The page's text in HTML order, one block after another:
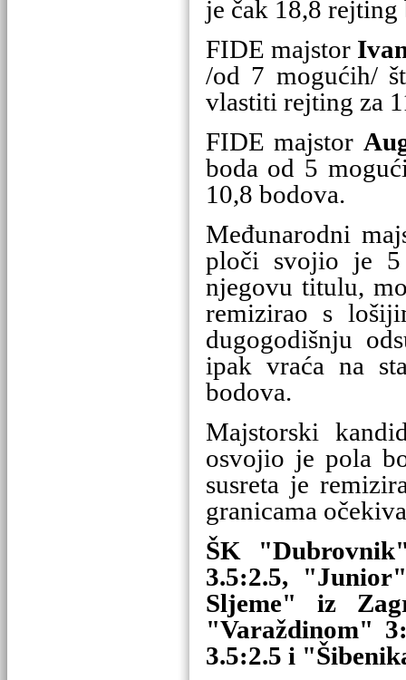
je čak 18,8 rejting
FIDE majstor
/od 7 mogućih/
vlastiti rejting za
FIDE majstor
boda od 5
10,8 bodova.
Međunarodni
ploči svojio je
njegovu titulu,
remizirao s
dugogodišnju
ipak vraća na
bodova.
Majstorski
osvojio je pola
susreta je
granicama
ŠK
3.5:2.5,
Sljeme" iz
"Varaždinom"
3.5:2.5 i